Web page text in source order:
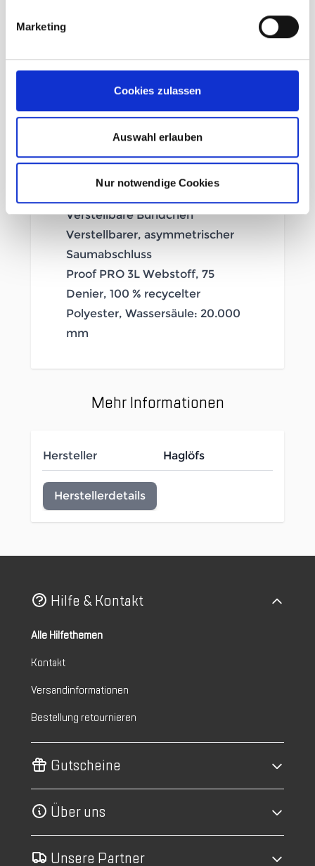
Marketing
Cookies zulassen
Auswahl erlauben
Nur notwendige Cookies
Helmkompatible Kapuze: Zwei
Reißverschluss, mit Rucksäcken
kompatibel
Eine Brusttasche mit
Reißverschluss
Einwege-Reißverschluss zur
Verstellbare Bündchen
Verstellbarer, asymmetrischer
Saumabschluss
Proof PRO 3L Webstoff, 75
Denier, 100 % recycelter
Polyester, Wassersäule: 20.000
mm
Mehr Informationen
Hersteller Haglöfs
Herstellerdetails
Hilfe & Kontakt
Alle Hilfethemen
Kontakt
Versandinformationen
Bestellung retournieren
Gutscheine
Über uns
Unsere Partner